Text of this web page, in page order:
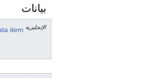
بيانات
item الإنجليزية